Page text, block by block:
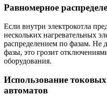
Равномерное
Если внутри электрокотла
нескольких нагревательных
распределением по фазам. Не
фазы, это грозит
оборудования.
Использование
автоматов